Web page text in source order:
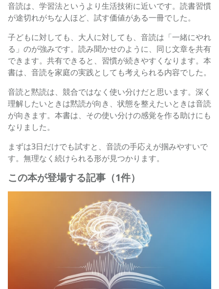
音読は、学習法というより生活技術に近いです。読書習慣
が途切れがちな人ほど、試す価値がある一冊でした。
子どもに対しても、大人に対しても、音読は「一緒にやれ
る」のが強みです。読み聞かせのように、同じ文章を共有
できます。共有できると、習慣が続きやすくなります。本
書は、音読を家庭の実践としても考えられる内容でした。
音読と黙読は、競合ではなく使い分けだと思います。深く
理解したいときは黙読が向き、状態を整えたいときは音読
が向きます。本書は、その使い分けの感覚を作る助けにも
なりました。
まずは3日だけでも試すと、音読の手応えが掴みやすいで
す。無理なく続けられる形が見つかります。
この本が登場する記事（1件）